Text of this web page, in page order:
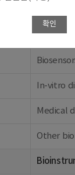
Other
In-vitro
Medical
Other
확인